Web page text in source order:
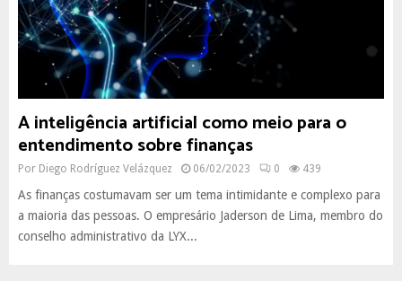
A inteligência artificial como meio para o
entendimento sobre finanças
Por Diego Rodríguez Velázquez 06/02/2023 0 439
As finanças costumavam ser um tema intimidante e complexo para
a maioria das pessoas. O empresário Jaderson de Lima, membro do
conselho administrativo da LYX...